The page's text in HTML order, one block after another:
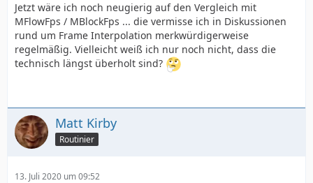
Jetzt wäre ich noch neugierig auf den Vergleich mit
MFlowFps / MBlockFps ... die vermisse ich in Diskussionen
rund um Frame Interpolation merkwürdigerweise
regelmäßig. Vielleicht weiß ich nur noch nicht, dass die
technisch längst überholt sind?
Matt Kirby
Routinier
13. Juli 2020 um 09:52